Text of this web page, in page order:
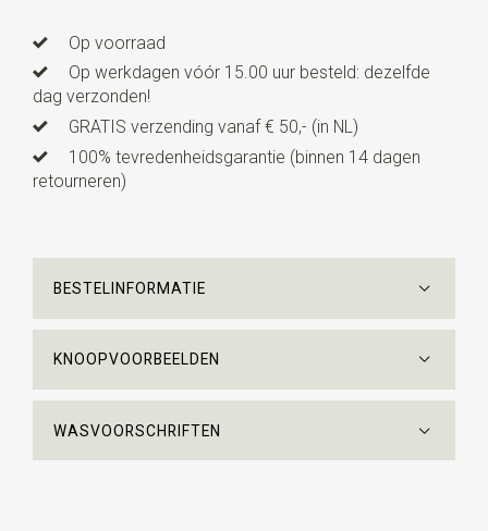
Op voorraad
Op werkdagen vóór 15.00 uur besteld: dezelfde
dag verzonden!
GRATIS verzending vanaf € 50,- (in NL)
100% tevredenheidsgarantie (binnen 14 dagen
retourneren)
BESTELINFORMATIE
KNOOPVOORBEELDEN
WASVOORSCHRIFTEN